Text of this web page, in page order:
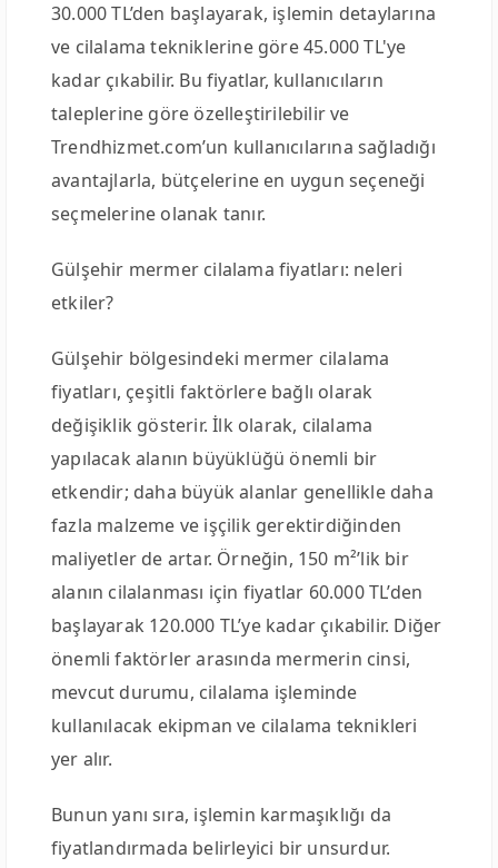
30.000 TL’den başlayarak, işlemin detaylarına
ve cilalama tekniklerine göre 45.000 TL'ye
kadar çıkabilir. Bu fiyatlar, kullanıcıların
taleplerine göre özelleştirilebilir ve
Trendhizmet.com’un kullanıcılarına sağladığı
avantajlarla, bütçelerine en uygun seçeneği
seçmelerine olanak tanır.
Gülşehir mermer cilalama fiyatları: neleri
etkiler?
Gülşehir bölgesindeki mermer cilalama
fiyatları, çeşitli faktörlere bağlı olarak
değişiklik gösterir. İlk olarak, cilalama
yapılacak alanın büyüklüğü önemli bir
etkendir; daha büyük alanlar genellikle daha
fazla malzeme ve işçilik gerektirdiğinden
maliyetler de artar. Örneğin, 150 m²’lik bir
alanın cilalanması için fiyatlar 60.000 TL’den
başlayarak 120.000 TL’ye kadar çıkabilir. Diğer
önemli faktörler arasında mermerin cinsi,
mevcut durumu, cilalama işleminde
kullanılacak ekipman ve cilalama teknikleri
yer alır.
Bunun yanı sıra, işlemin karmaşıklığı da
fiyatlandırmada belirleyici bir unsurdur.